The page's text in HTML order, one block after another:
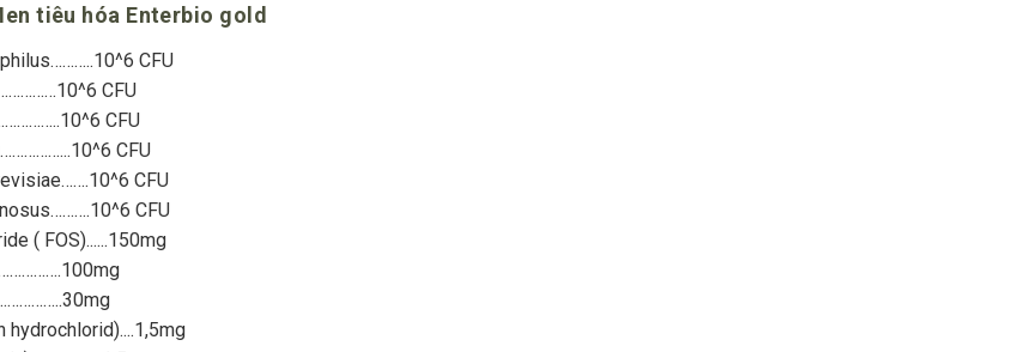
tiêu hóa Enterbio gold
CFU
CFU
CFU
CFU
CFU
CFU
( FOS)......150mg
hydrochlorid)....1,5mg